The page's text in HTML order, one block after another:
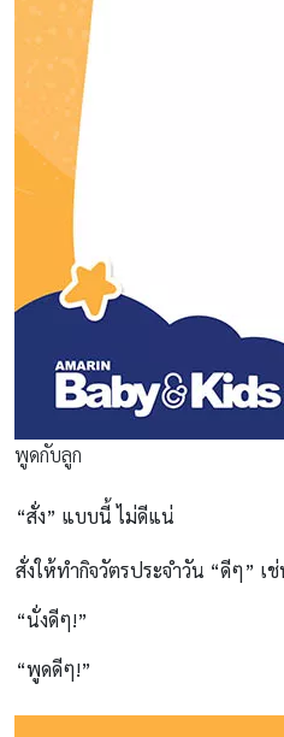
พูดกับลูก
“สั่ง” แบบนี้ ไม่ดีแน่
สั่งให้ทำกิจวัตรประจำวัน “ดีๆ” เ
“นั่งดีๆ!”
“พูดดีๆ!”